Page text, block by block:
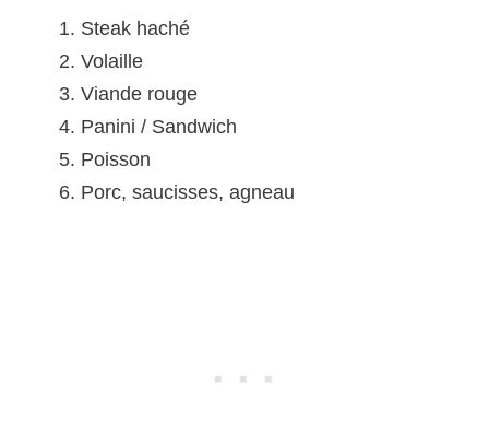
Steak haché
Volaille
Viande rouge
Panini / Sandwich
Poisson
Porc, saucisses, agneau